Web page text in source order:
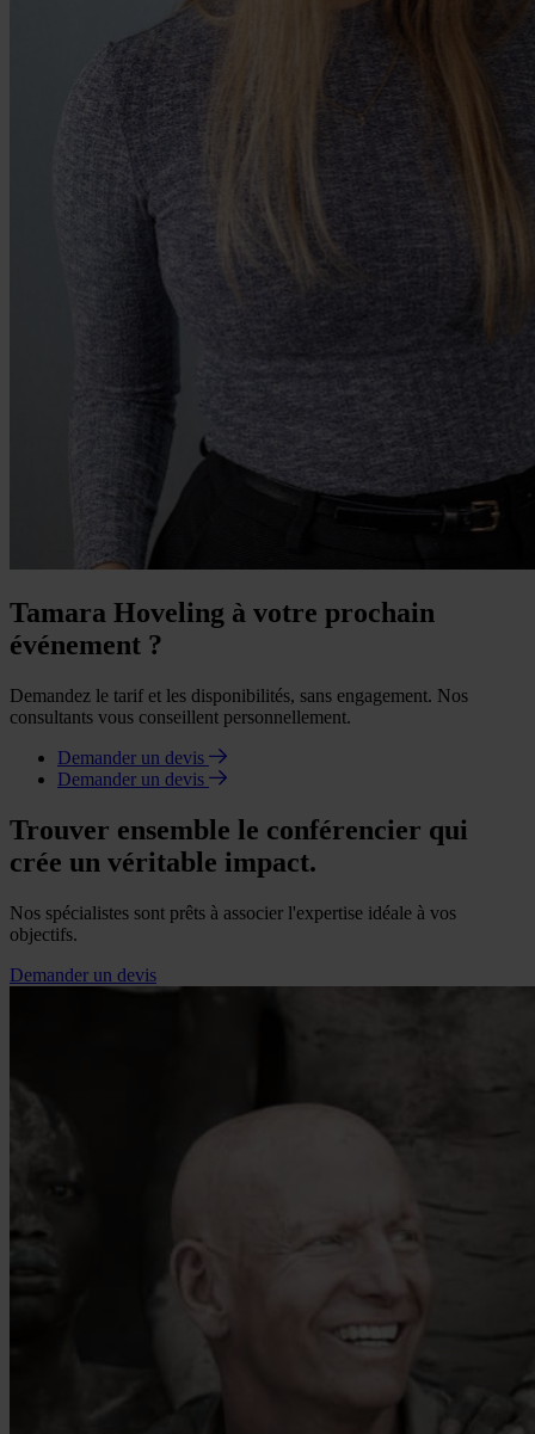
Tamara Hoveling à votre prochain
événement ?
Demandez le tarif et les disponibilités, sans engagement. Nos
consultants vous conseillent personnellement.
Demander un devis
Demander un devis
Trouver ensemble le conférencier qui
crée un véritable impact.
Nos spécialistes sont prêts à associer l'expertise idéale à vos
objectifs.
Demander un devis